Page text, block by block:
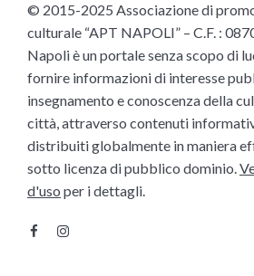
© 2015-2025 Associazione di
culturale “APT NAPOLI” – C.F. :
Napoli è un portale senza scopo di
fornire informazioni di interesse
insegnamento e conoscenza della
città, attraverso contenuti
distribuiti globalmente in maniera
sotto licenza di pubblico dominio.
d'uso per i dettagli.